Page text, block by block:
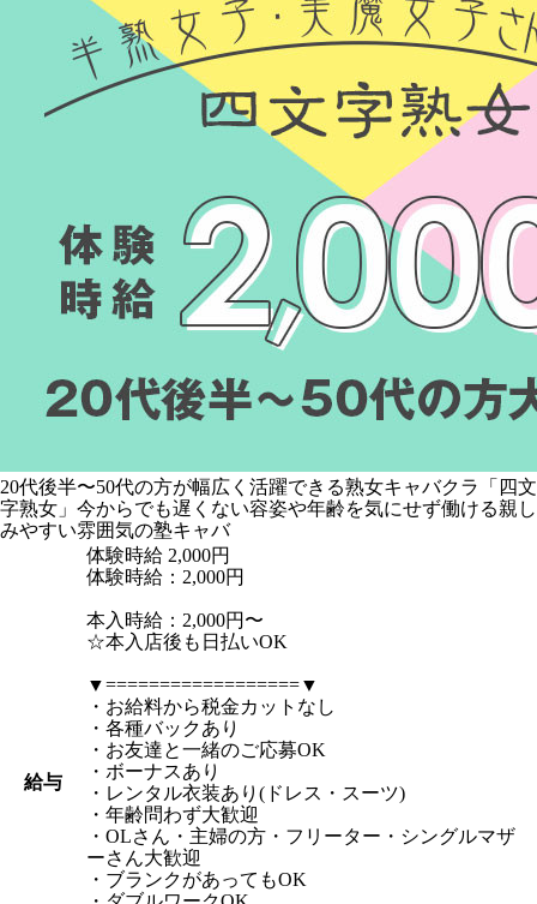
20代後半〜50代の方が幅広く活躍できる熟女キャバクラ「四文
字熟女」今からでも遅くない容姿や年齢を気にせず働ける親し
みやすい雰囲気の塾キャバ
給与
体験時給 2,000円
体験時給：2,000円
本入時給：2,000円〜
☆本入店後も日払いOK
▼==================▼
・お給料から税金カットなし
・各種バックあり
・お友達と一緒のご応募OK
・ボーナスあり
・レンタル衣装あり(ドレス・スーツ)
・年齢問わず大歓迎
・OLさん・主婦の方・フリーター・シングルマザ
ーさん大歓迎
・ブランクがあってもOK